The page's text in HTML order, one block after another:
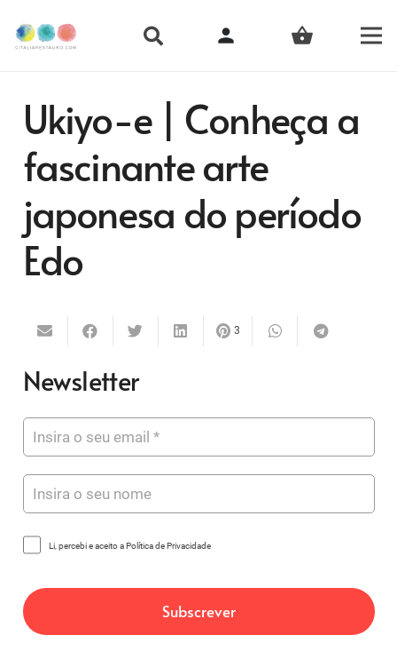
person shopping_basket
Ukiyo-e | Conheça a
fascinante arte
japonesa do período
Edo
3
Newsletter
Li, percebi e aceito a Política de Privacidade